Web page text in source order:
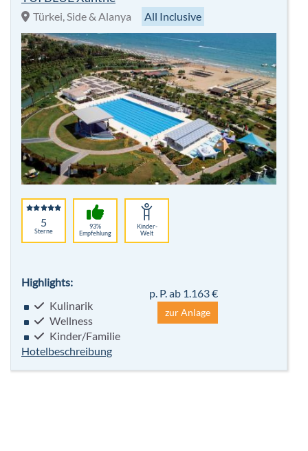
Türkei, Side & Alanya All Inclusive
5
Sterne
93%
Empfehlung
Kinder-
Welt
Highlights:
Kulinarik
Wellness
Kinder/Familie
Hotelbeschreibung
p. P. ab 1.163 €
zur Anlage